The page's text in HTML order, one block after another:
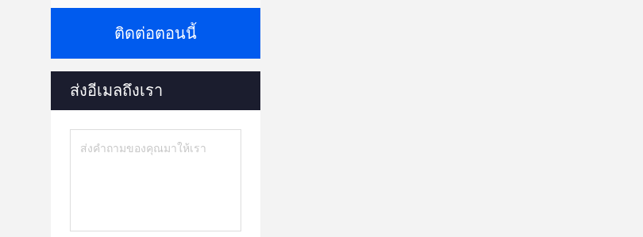
ติดต่อตอนนี้
ส่งอีเมลถึงเรา